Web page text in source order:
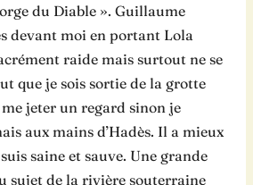
du Diable ». Guillaume
devant moi en portant Lola
raide mais surtout ne se
que je sois sortie de la grotte
jeter un regard sinon je
aux mains d’Hadès. Il a mieux
saine et sauve. Une grande
sujet de la rivière souterraine